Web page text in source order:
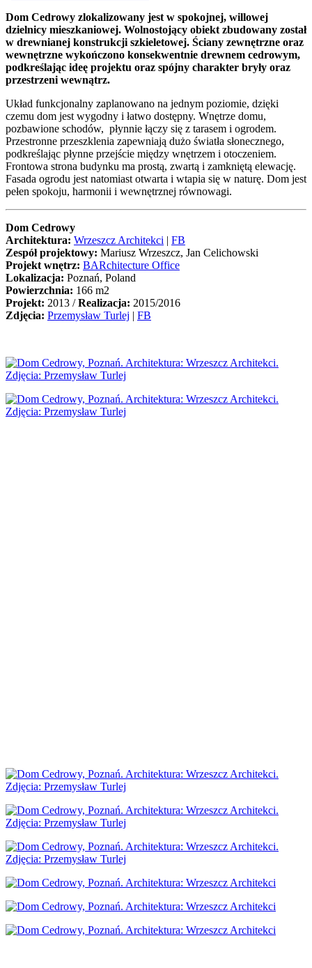
Dom Cedrowy zlokalizowany jest w spokojnej, willowej
dzielnicy mieszkaniowej. Wolnostojący obiekt zbudowany został
w drewnianej konstrukcji szkieletowej. Ściany zewnętrzne oraz
wewnętrzne wykończono konsekwentnie drewnem cedrowym,
podkreślając ideę projektu oraz spójny charakter bryły oraz
przestrzeni wewnątrz.
Układ funkcjonalny zaplanowano na jednym poziomie, dzięki
czemu dom jest wygodny i łatwo dostępny. Wnętrze domu,
pozbawione schodów, płynnie łączy się z tarasem i ogrodem.
Przestronne przeszklenia zapewniają dużo światła słonecznego,
podkreślając płynne przejście między wnętrzem i otoczeniem.
Frontowa strona budynku ma prostą, zwartą i zamkniętą elewację.
Fasada ogrodu jest natomiast otwarta i wtapia się w naturę. Dom jest
pełen spokoju, harmonii i wewnętrznej równowagi.
Dom Cedrowy
Architektura: Wrzeszcz Architekci | FB
Zespół projektowy: Mariusz Wrzeszcz, Jan Celichowski
Projekt wnętrz: BARchitecture Office
Lokalizacja: Poznań, Poland
Powierzchnia: 166 m2
Projekt: 2013 /Realizacja: 2015/2016
Zdjęcia: Przemysław Turlej | FB